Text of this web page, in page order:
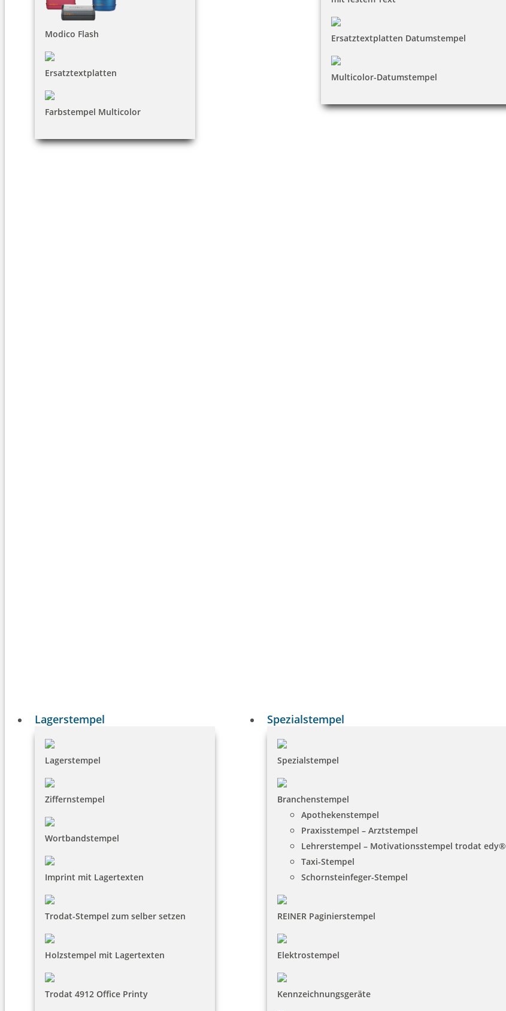
Modico Flash
Ersatztextplatten
Farbstempel Multicolor
Ersatztextplatten Datumstempel
Multicolor-Datumstempel
Lagerstempel
Lagerstempel
Ziffernstempel
Wortbandstempel
Imprint mit Lagertexten
Trodat-Stempel zum selber setzen
Holzstempel mit Lagertexten
Trodat 4912 Office Printy
Spezialstempel
Spezialstempel
Branchenstempel
Apothekenstempel
Praxisstempel – Arztstempel
Lehrerstempel – Motivationsstempel trodat edy®
Taxi-Stempel
Schornsteinfeger-Stempel
REINER Paginierstempel
Elektrostempel
Kennzeichnungsgeräte